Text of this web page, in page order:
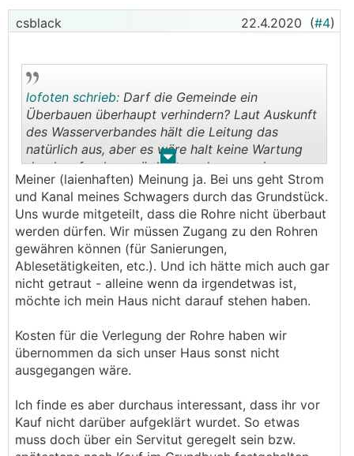
csblack 22.4.2020 (#4)
. .
lofoten schrieb: Darf die Gemeinde ein
Überbauen überhaupt verhindern? Laut Auskunft
des Wasserverbandes hält die Leitung das
natürlich aus, aber es wäre halt keine Wartung
durch aufgraben möglich sondern nur eine
Sanierung von außerhalb (was aber angeblich
auch geht)
Meiner (laienhaften) Meinung ja. Bei uns geht Strom
und Kanal meines Schwagers durch das Grundstück.
Uns wurde mitgeteilt, dass die Rohre nicht überbaut
werden dürfen. Wir müssen Zugang zu den Rohren
gewähren können (für Sanierungen,
Ablesetätigkeiten, etc.). Und ich hätte mich auch gar
nicht getraut - alleine wenn da irgendetwas ist,
möchte ich mein Haus nicht darauf stehen haben.
Kosten für die Verlegung der Rohre haben wir
übernommen da sich unser Haus sonst nicht
ausgegangen wäre.
Ich finde es aber durchaus interessant, dass ihr vor
Kauf nicht darüber aufgeklärt wurdet. So etwas
muss doch über ein Servitut geregelt sein bzw.